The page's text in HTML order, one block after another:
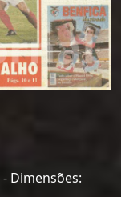
Dimensões: